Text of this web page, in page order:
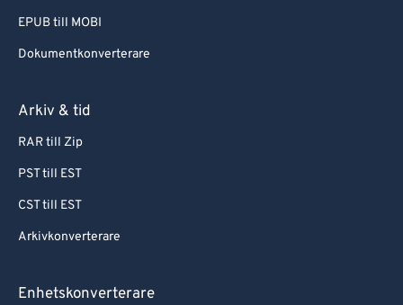
EPUB till MOBI
Dokumentkonverterare
Arkiv & tid
RAR till Zip
PST till EST
CST till EST
Arkivkonverterare
Enhetskonverterare